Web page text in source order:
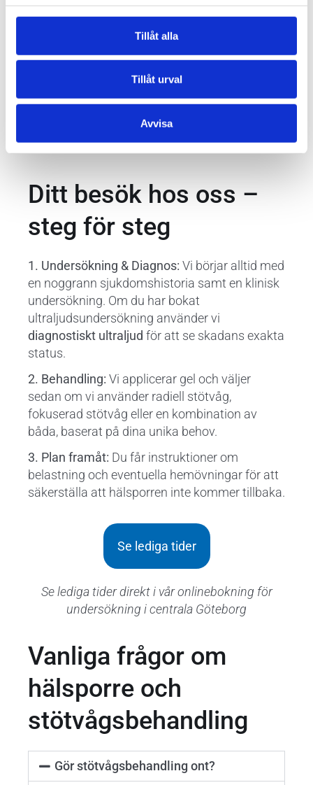
Tillåt alla
Tillåt urval
Avvisa
nya proteiner och starta en ny, aktiv
Ditt besök hos oss –
steg för steg
1. Undersökning & Diagnos: Vi börjar alltid med
en noggrann sjukdomshistoria samt en klinisk
undersökning. Om du har bokat
ultraljudsundersökning använder vi
diagnostiskt ultraljud för att se skadans exakta
status.
2. Behandling: Vi applicerar gel och väljer
sedan om vi använder radiell stötvåg,
fokuserad stötvåg eller en kombination av
båda, baserat på dina unika behov.
3. Plan framåt: Du får instruktioner om
belastning och eventuella hemövningar för att
säkerställa att hälsporren inte kommer tillbaka.
Se lediga tider
Se lediga tider direkt i vår onlinebokning för
undersökning i centrala Göteborg
Vanliga frågor om
hälsporre och
stötvågsbehandling
Gör stötvågsbehandling ont?